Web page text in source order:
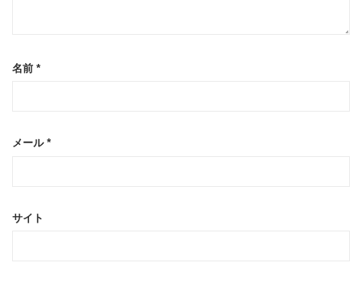
名前 *
メール *
サイト